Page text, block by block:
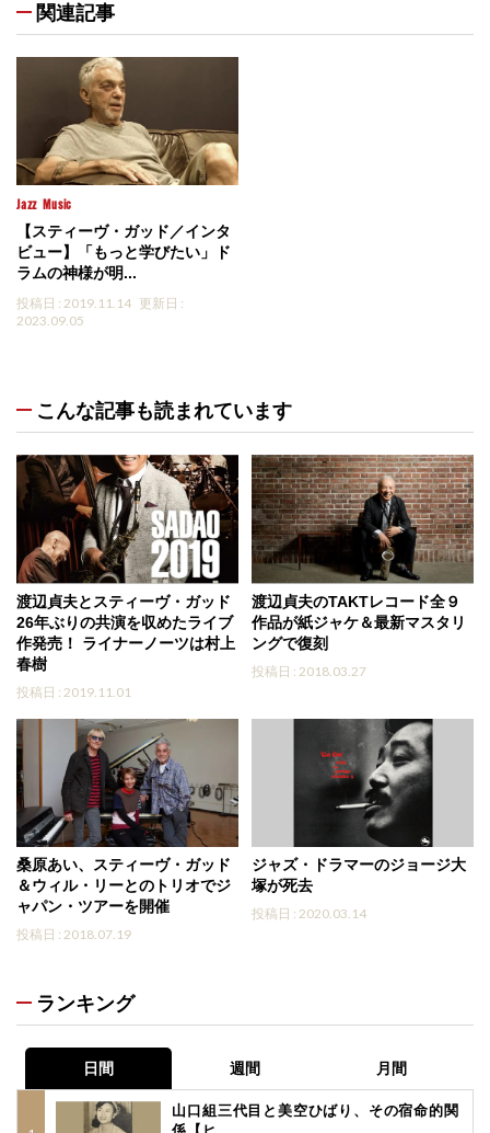
関連記事
Jazz Music
【スティーヴ・ガッド／インタ
ビュー】「もっと学びたい」ド
ラムの神様が明...
投稿日 : 2019.11.14 更新日 :
2023.09.05
こんな記事も読まれています
渡辺貞夫とスティーヴ・ガッド
26年ぶりの共演を収めたライブ
作発売！ ライナーノーツは村上
春樹
投稿日 : 2019.11.01
渡辺貞夫のTAKTレコード全９
作品が紙ジャケ＆最新マスタリ
ングで復刻
投稿日 : 2018.03.27
桑原あい、スティーヴ・ガッド
＆ウィル・リーとのトリオでジ
ャパン・ツアーを開催
投稿日 : 2018.07.19
ジャズ・ドラマーのジョージ大
塚が死去
投稿日 : 2020.03.14
ランキング
日間 週間 月間
山口組三代目と美空ひばり、その宿命的関